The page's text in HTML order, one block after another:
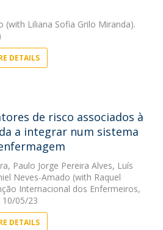
(with Liliana Sofia Grilo Miranda).
DETAILS
de risco associados à
a integrar num sistema
, Paulo Jorge Pereira Alves, Luís
Neves-Amado (with Raquel
Internacional dos Enfermeiros,
10/05/23
DETAILS